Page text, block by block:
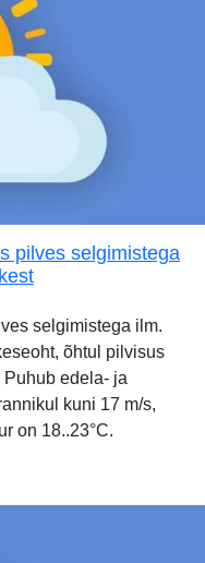
pilves selgimistega
selgimistega ilm.
õhtul pilvisus
edela- ja
kuni 17 m/s,
on 18..23°C.